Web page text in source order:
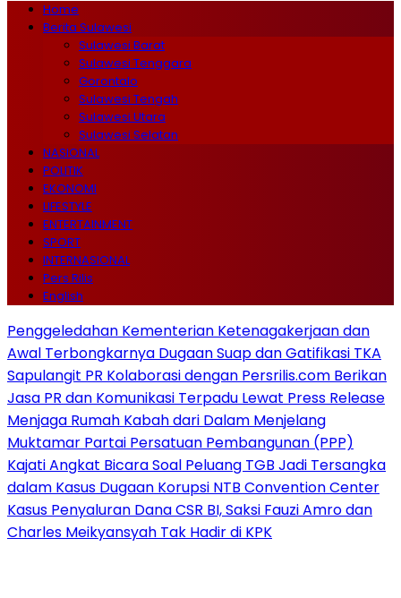
Home
Berita Sulawesi
Sulawesi Barat
Sulawesi Tenggara
Gorontalo
Sulawesi Tengah
Sulawesi Utara
Sulawesi Selatan
NASIONAL
POLITIK
EKONOMI
LIFESTYLE
ENTERTAINMENT
SPORT
INTERNASIONAL
Pers Rilis
English
Penggeledahan Kementerian Ketenagakerjaan dan
Awal Terbongkarnya Dugaan Suap dan Gatifikasi TKA
Sapulangit PR Kolaborasi dengan Persrilis.com Berikan
Jasa PR dan Komunikasi Terpadu Lewat Press Release
Menjaga Rumah Kabah dari Dalam Menjelang
Muktamar Partai Persatuan Pembangunan (PPP)
Kajati Angkat Bicara Soal Peluang TGB Jadi Tersangka
dalam Kasus Dugaan Korupsi NTB Convention Center
Kasus Penyaluran Dana CSR BI, Saksi Fauzi Amro dan
Charles Meikyansyah Tak Hadir di KPK